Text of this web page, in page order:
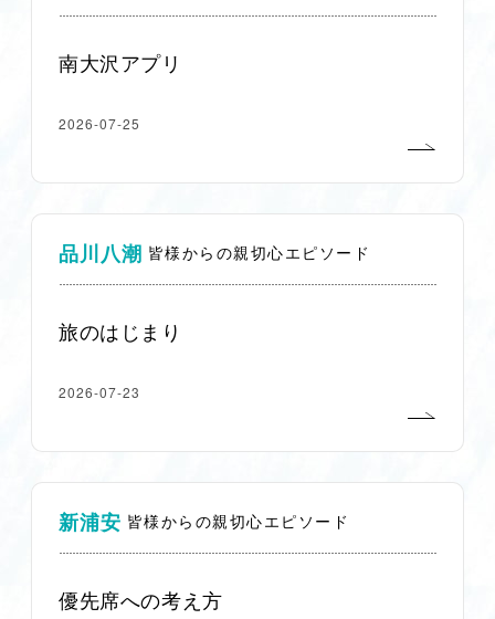
南大沢アプリ
2026-07-25
品川八潮 皆様からの親切心エピソード
旅のはじまり
2026-07-23
新浦安 皆様からの親切心エピソード
優先席への考え方